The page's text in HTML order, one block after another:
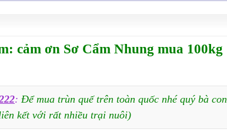
cảm ơn Sơ Cẩm Nhung mua 100kg
: Để mua trùn quế trên toàn quốc nhé quý bà con
kết với rất nhiều trại nuôi)